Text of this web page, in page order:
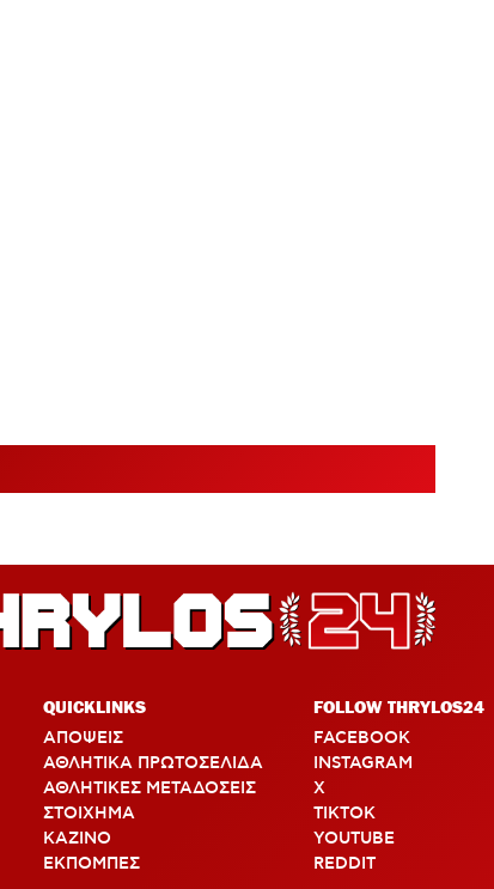
QUICKLINKS
ΑΠΟΨΕΙΣ
ΑΘΛΗΤΙΚΑ ΠΡΩΤΟΣΕΛΙΔΑ
ΑΘΛΗΤΙΚΕΣ ΜΕΤΑΔΟΣΕΙΣ
ΣΤΟΙΧΗΜΑ
ΚΑΖΙΝΟ
ΕΚΠΟΜΠΕΣ
FOLLOW THRYLOS24
FACEBOOK
INSTAGRAM
X
TIKTOK
YOUTUBE
REDDIT